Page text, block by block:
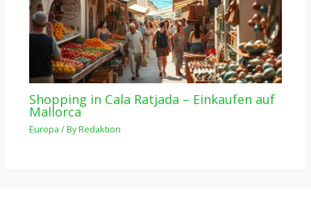
Shopping in Cala Ratjada – Einkaufen auf
Mallorca
Europa / ByRedaktion